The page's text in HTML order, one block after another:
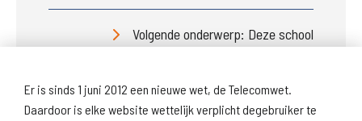
Er is sinds 1 juni 2012 een nieuwe wet, de Telecomwet.
Daardoor is elke website wettelijk verplicht degebruiker te
Volgende onderwerp: Deze school